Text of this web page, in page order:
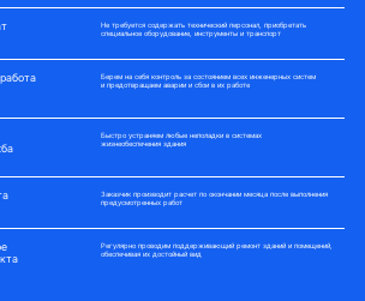
Не требуется содержать технический персонал, приобретать
специальное оборудование, инструменты и транспорт
Берем на себя контроль за состоянием всех инженерных систем
и предотвращаем аварии и сбои в их работе
Быстро устраняем любые неполадки в системах
жизнеобеспечения здания
Заказчик производит расчет по окончании месяца после выполнения
предусмотренных работ
Регулярно проводим поддерживающий ремонт зданий и помещений,
обеспечивая их достойный вид